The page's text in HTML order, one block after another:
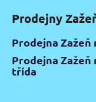
Prodejny
Prodejna Zažeň
Prodejna Zažeň
třída